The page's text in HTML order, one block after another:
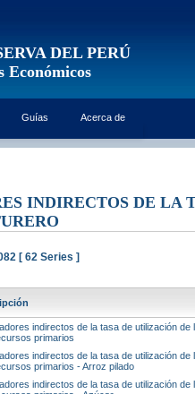
DEL PERÚ
Económicos
Guías Acerca de
INDIRECTOS DE LA
[ 62 Series ]
indirectos de la tasa de utilización
primarios
indirectos de la tasa de utilización
primarios - Arroz pilado
indirectos de la tasa de utilización